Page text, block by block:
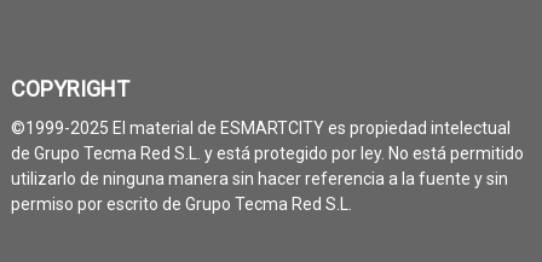
COPYRIGHT
©1999-2025 El material de ESMARTCITY es propiedad intelectual
de Grupo Tecma Red S.L. y está protegido por ley. No está permitido
utilizarlo de ninguna manera sin hacer referencia a la fuente y sin
permiso por escrito de Grupo Tecma Red S.L.